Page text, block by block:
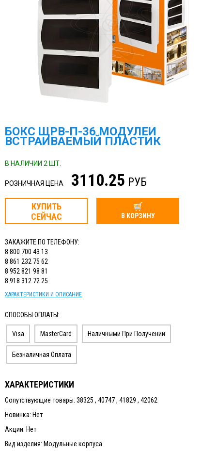
БОКС ЩРВ-П-36 МОДУЛЕЙ
ВСТРАИВАЕМЫЙ ПЛАСТИК
В НАЛИЧИИ 2 ШТ.
РОЗНИЧНАЯ ЦЕНА 3110.25 РУБ
КУПИТЬ
СЕЙЧАС
В КОРЗИНУ
ЗАКАЖИТЕ ПО ТЕЛЕФОНУ:
8 800 700 43 13
8 861 232 75 62
8 952 821 98 81
8 918 312 72 25
ХАРАКТЕРИСТИКИ И ОПИСАНИЕ
СПОСОБЫ ОПЛАТЫ:
Visa MasterCard Наличными При Получении
Безналичная Оплата
ХАРАКТЕРИСТИКИ
Сопутствующие товары: 38325 , 40747 , 41829 , 42062
Новинка: Нет
Акции: Нет
Вид изделия: Модульные корпуса